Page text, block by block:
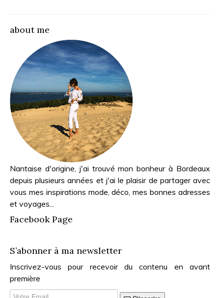
about me
Nantaise d'origine, j'ai trouvé mon bonheur à Bordeaux
depuis plusieurs années et j'ai le plaisir de partager avec
vous mes inspirations mode, déco, mes bonnes adresses
et voyages...
Facebook Page
S’abonner à ma newsletter
Inscrivez-vous pour recevoir du contenu en avant
première